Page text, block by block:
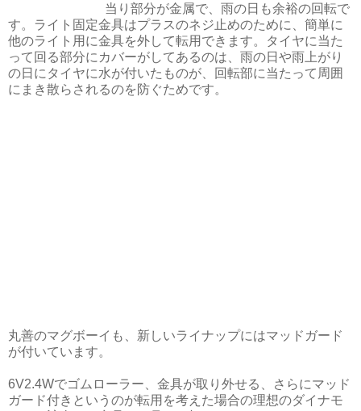
当り部分が金属で、雨の日も余裕の回転で
す。ライト固定金具はプラスのネジ止めのために、簡単に
他のライト用に金具を外して転用できます。タイヤに当た
って回る部分にカバーがしてあるのは、雨の日や雨上がり
の日にタイヤに水が付いたものが、回転部に当たって周囲
にまき散らされるのを防ぐためです。
丸善のマグボーイも、新しいライナップにはマッドガード
が付いています。
6V2.4Wでゴムローラー、金具が取り外せる、さらにマッド
ガード付きというのが転用を考えた場合の理想のダイナモ